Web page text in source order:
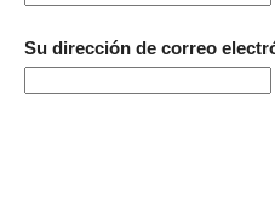
Su dirección de correo